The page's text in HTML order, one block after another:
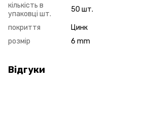
кількість в
упаковці шт.
50 шт.
покриття
Цинк
розмір
6 mm
Відгуки